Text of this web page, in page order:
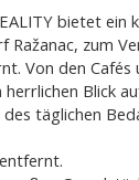
bietet
Ražanac, zum
Von den
Blick
täglichen